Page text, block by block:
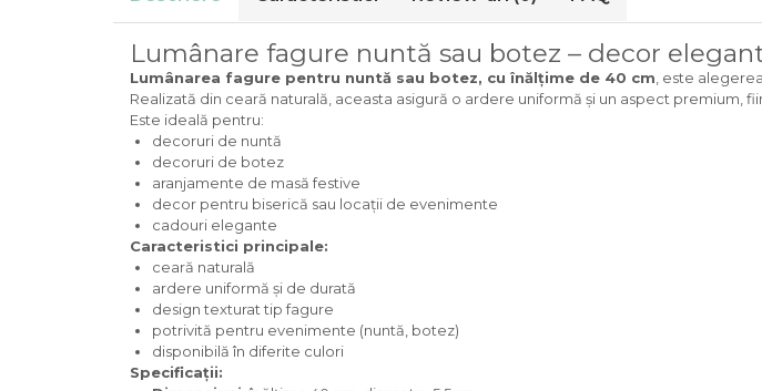
Lumânare fagure nuntă sau botez – decor
Lumânarea fagure pentru nuntă sau botez, cu înălțime de 40 cm , este
Realizată din ceară naturală, aceasta asigură o ardere uniformă și un aspect
Este ideală pentru:
decoruri de nuntă
decoruri de botez
aranjamente de masă festive
decor pentru biserică sau locații de evenimente
cadouri elegante
Caracteristici principale:
ceară naturală
ardere uniformă și de durată
design texturat tip fagure
potrivită pentru evenimente (nuntă, botez)
disponibilă în diferite culori
Specificații: